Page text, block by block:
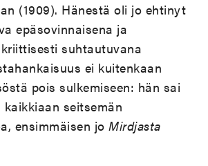
(1909). Hänestä oli jo ehtinyt
epäsovinnaisena ja
suhtautuvana
ei kuitenkaan
pois sulkemiseen: hän sai
seitsemän
ensimmäisen joMirdjasta